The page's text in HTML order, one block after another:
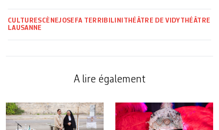
CULTURESCÈNEJOSEFA TERRIBILINI THÉÂTRE DE VIDYTHÉÂTRE
LAUSANNE
A lire également